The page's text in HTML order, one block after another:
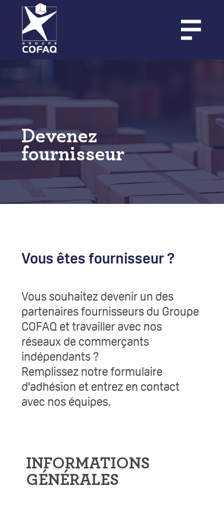
Devenez
fournisseur
Vous êtes fournisseur ?
Vous souhaitez devenir un des
partenaires fournisseurs du Groupe
COFAQ et travailler avec nos
réseaux de commerçants
indépendants ?
Remplissez notre formulaire
d'adhésion et entrez en contact
avec nos équipes.
INFORMATIONS
GÉNÉRALES